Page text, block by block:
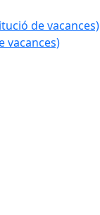
de vacances)
vacances)